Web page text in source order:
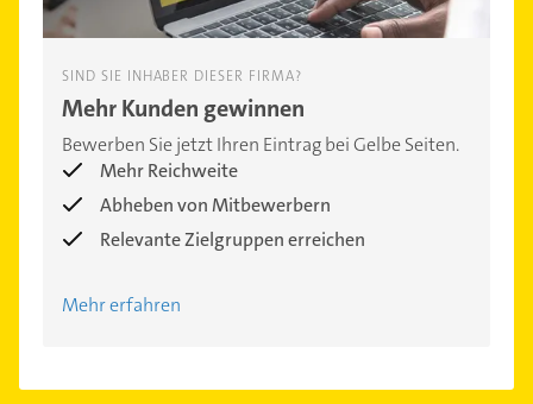
SIND SIE INHABER DIESER FIRMA?
Mehr Kunden gewinnen
Bewerben Sie jetzt Ihren Eintrag bei Gelbe Seiten.
Mehr Reichweite
Abheben von Mitbewerbern
Relevante Zielgruppen erreichen
Mehr erfahren